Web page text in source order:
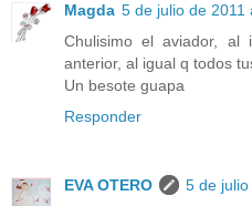
Magda 5 de julio de 2011
Chulisimo el aviador,
anterior, al igual q todos
Un besote guapa
Responder
EVA OTERO
5 de